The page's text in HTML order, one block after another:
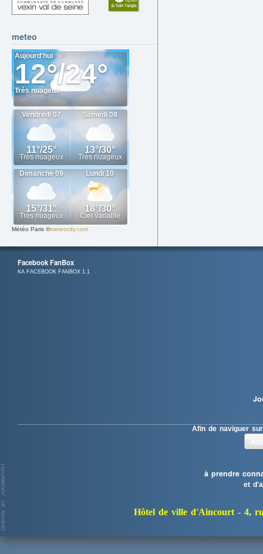
meteo
Météo Paris ©meteocity.com
Facebook FanBox
KA FACEBOOK FANBOX 1.1
Afin de naviguer
à prendre
et
Hôtel de ville d'Aincourt - 4,